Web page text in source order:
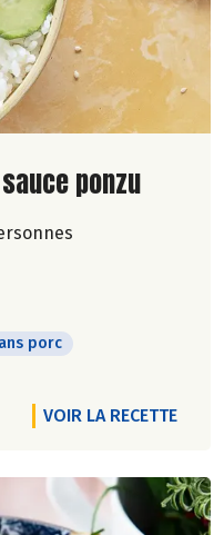
ponzu
porc
VOIR LA RECETTE